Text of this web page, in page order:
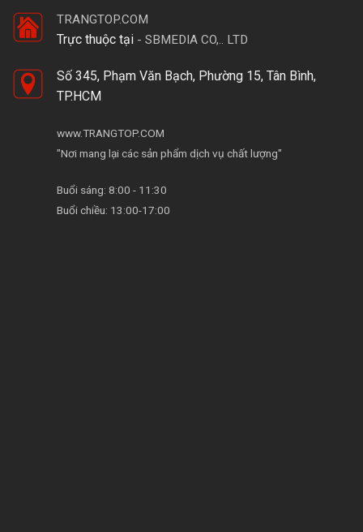
TRANGTOP.COM
Trực thuộc tại - SBMEDIA CO,.. LTD
Số 345, Phạm Văn Bạch, Phường 15, Tân Bình,
TP.HCM
www.TRANGTOP.COM
"Nơi mang lại các sản phẩm dịch vụ chất lượng"
Buổi sáng: 8:00 - 11:30
Buổi chiều: 13:00-17:00